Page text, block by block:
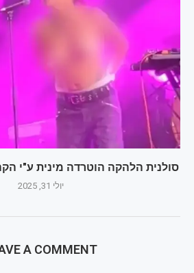
סולנית הלהקה הוטרדה מינית ע"י
יולי 31, 2025
A COMMENT